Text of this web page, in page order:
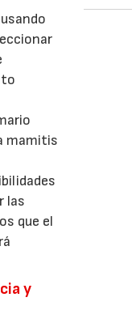
mamitis
las
que el
y